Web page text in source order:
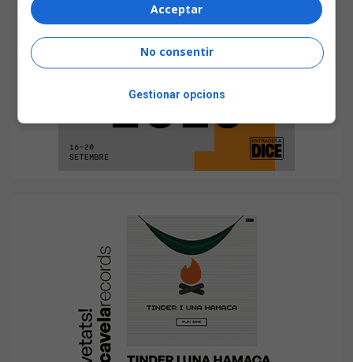
Acceptar
No consentir
Gestionar opcions